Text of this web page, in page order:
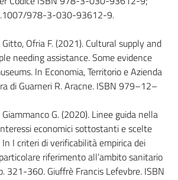
978-3-030-93612-9.
Ofria F. (2021). Cultural supply and
needing assistance. Some evidence
In Economia, Territorio e Azienda
di Guarneri R. Aracne. ISBN 979–12–
G. (2020). Linee guida nella
economici sottostanti e scelte
I criteri di verificabilità empirica dei
riferimento all’ambito sanitario
321-360. Giuffrè Francis Lefevbre. ISBN